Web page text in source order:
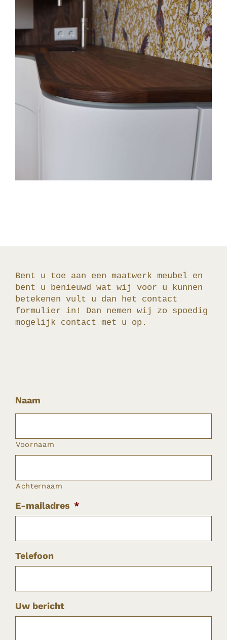
Bent u toe aan een maatwerk meubel en
bent u benieuwd wat wij voor u kunnen
betekenen vult u dan het contact
formulier in! Dan nemen wij zo spoedig
mogelijk contact met u op.
Naam
Voornaam
Achternaam
E-mailadres *
Telefoon
Uw bericht